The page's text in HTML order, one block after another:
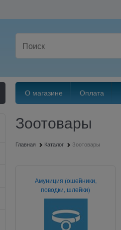
О магазине Оплата
Зоотовары
Главная Каталог Зоотовары
Амуниция (ошейники,
поводки, шлейки)